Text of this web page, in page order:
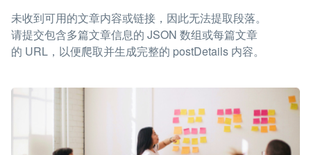
未收到可用的文章内容或链接，因此无法提取段落。
请提交包含多篇文章信息的 JSON 数组或每篇文章
的 URL，以便爬取并生成完整的 postDetails 内容。